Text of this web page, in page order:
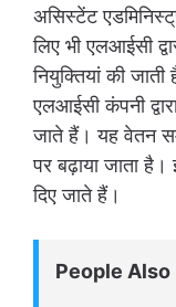
असिस्टेंट
लिए भी एलआईसी
नियुक्तियां की
एलआईसी कंपनी
जाते हैं। यह वेतन
पर बढ़ाया जाता
दिए जाते हैं।
People Also